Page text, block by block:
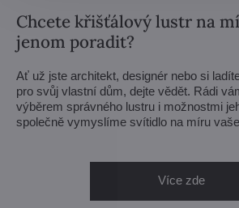
Chcete křišťálový lustr na
jenom poradit?
Ať už jste architekt, designér nebo si
pro svůj vlastní dům, dejte vědět. Rádi
výběrem správného lustru i možnostmi
společně vymyslíme svítidlo na míru
Více zde